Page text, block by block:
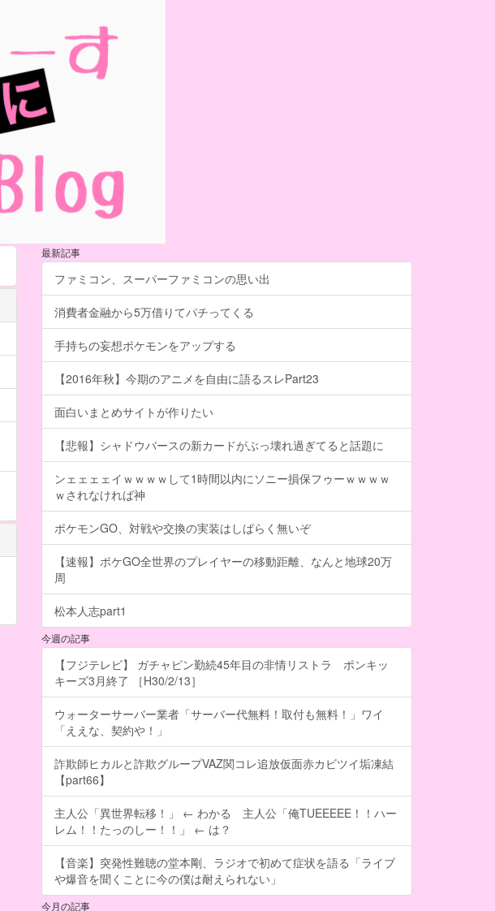
最新記事
ファミコン、スーパーファミコンの思い出
消費者金融から5万借りてパチってくる
手持ちの妄想ポケモンをアップする
【2016年秋】今期のアニメを自由に語るスレPart23
面白いまとめサイトが作りたい
【悲報】シャドウバースの新カードがぶっ壊れ過ぎてると話題に
ンェェェェイｗｗｗｗして1時間以内にソニー損保フゥーｗｗｗｗ
ｗされなければ神
ポケモンGO、対戦や交換の実装はしばらく無いぞ
【速報】ポケGO全世界のプレイヤーの移動距離、なんと地球20万
周
松本人志part1
今週の記事
【フジテレビ】 ガチャピン勤続45年目の非情リストラ ポンキッ
キーズ3月終了 ［H30/2/13］
ウォーターサーバー業者「サーバー代無料！取付も無料！」ワイ
「ええな、契約や！」
詐欺師ヒカルと詐欺グループVAZ関コレ追放仮面赤カビツイ垢凍結
【part66】
主人公「異世界転移！」 ← わかる 主人公「俺TUEEEEE！！ハー
レム！！たっのしー！！」 ← は？
【音楽】突発性難聴の堂本剛、ラジオで初めて症状を語る「ライブ
や爆音を聞くことに今の僕は耐えられない」
今月の記事